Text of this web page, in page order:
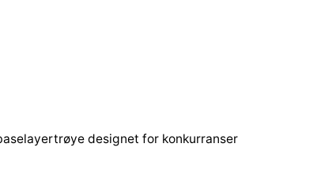
designet for konkurranser